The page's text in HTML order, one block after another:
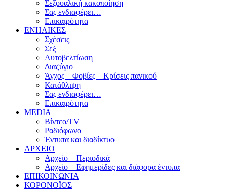
Σεξουαλική κακοποίηση
Σας ενδιαφέρει…
Επικαιρότητα
ΕΝΗΛΙΚΕΣ
Σχέσεις
Σεξ
Αυτοβελτίωση
Διαζύγιο
Άγχος – Φοβίες – Κρίσεις πανικού
Κατάθλιψη
Σας ενδιαφέρει…
Επικαιρότητα
MEDIA
Βίντεο/TV
Ραδιόφωνο
Έντυπα και διαδίκτυο
ΑΡΧΕΙΟ
Αρχείο – Περιοδικά
Αρχείο – Εφημερίδες και διάφορα έντυπα
ΕΠΙΚΟΙΝΩΝΙΑ
ΚΟΡΟΝΟΪΟΣ